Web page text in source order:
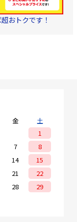
おトクです！
金
土
1
7
8
14
15
21
22
28
29